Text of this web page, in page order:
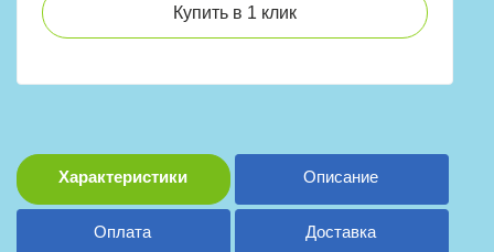
Купить в 1 клик
Характеристики Описание
Оплата Доставка